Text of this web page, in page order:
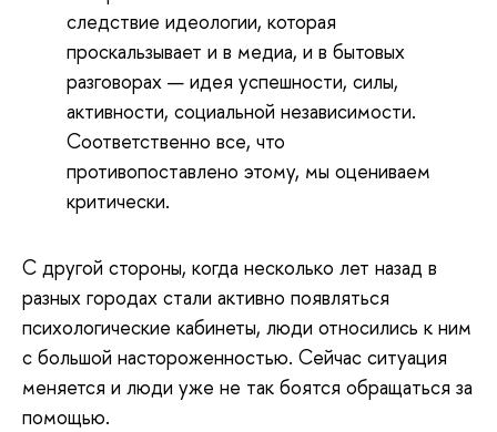
следствие идеологии, которая
проскальзывает и в медиа, и в бытовых
разговорах — идея успешности, силы,
активности, социальной независимости.
Соответственно все, что
противопоставлено этому, мы оцениваем
критически.
С другой стороны, когда несколько лет назад в
разных городах стали активно появляться
психологические кабинеты, люди относились к ним
с большой настороженностью. Сейчас ситуация
меняется и люди уже не так боятся обращаться за
помощью.